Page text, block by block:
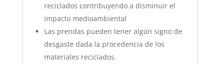
reciclados contribuyendo a disminuir el
impacto medioambiental
Las prendas pueden tener algún signo de
desgaste dada la procedencia de los
materiales reciclados.